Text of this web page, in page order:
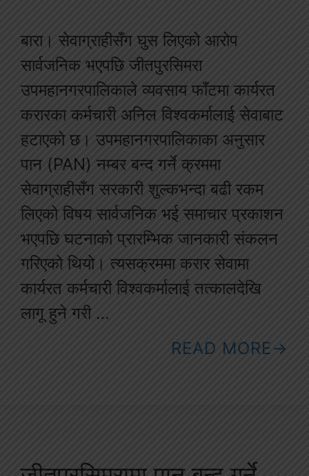
बारा। सेवाग्राहीसँग घुस लिएको आरोप
सार्वजनिक भएपछि जीतपुरसिमरा
उपमहानगरपालिकाले व्यवसाय फाँटमा कार्यरत
करारका कर्मचारी अनिल विश्वकर्मालाई सेवाबाट
हटाएको छ। उपमहानगरपालिकाका अनुसार
पान (PAN) नम्बर बन्द गर्ने क्रममा
सेवाग्राहीसँग सरकारी शुल्कभन्दा बढी रकम
लिएको विषय सार्वजनिक भई समाचार प्रकाशन
भएपछि घटनाको प्रारम्भिक जानकारी संकलन
गरिएको थियो। त्यसक्रममा करार सेवामा
कार्यरत कर्मचारी विश्वकर्मालाई तत्कालदेखि
लागू हुने गरी …
READ MORE